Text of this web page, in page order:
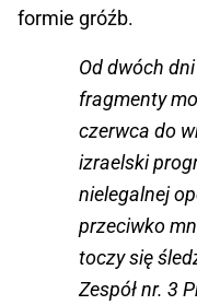
formie gróźb.
Od dwóch
fragmenty
czerwca do
izraelski
nielegalnej
przeciwko
toczy się
Zespół nr. 3